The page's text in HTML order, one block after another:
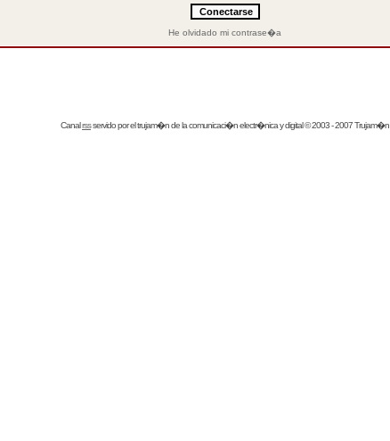
He olvidado mi contrase�a
Canalrssservido por eltrujam�nde la comunicaci�n electr�nica y digital © 2003 - 2007 Trujam�n